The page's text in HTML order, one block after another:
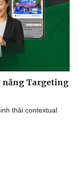
năng Targeting
thái contextual